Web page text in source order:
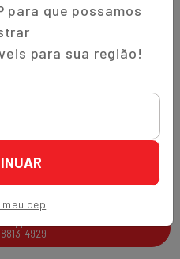
para que possamos
para sua região!
cep
3538-2177
4929